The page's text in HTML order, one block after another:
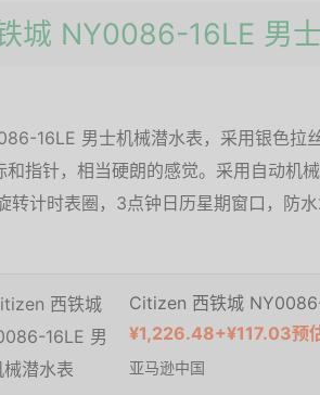
城 NY0086-16LE 男
16LE 男士机械潜水表，采用银色拉
和指针，相当硬朗的感觉。采用自动机
转计时表圈，3点钟日历星期窗口，防
Citizen 西铁城
¥1,226.48+¥117.03预
亚马逊中国